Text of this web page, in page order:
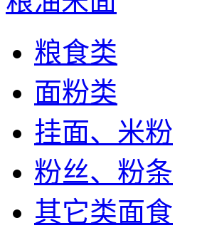
粮食类
面粉类
挂面、米粉
粉丝、粉条
其它类面食